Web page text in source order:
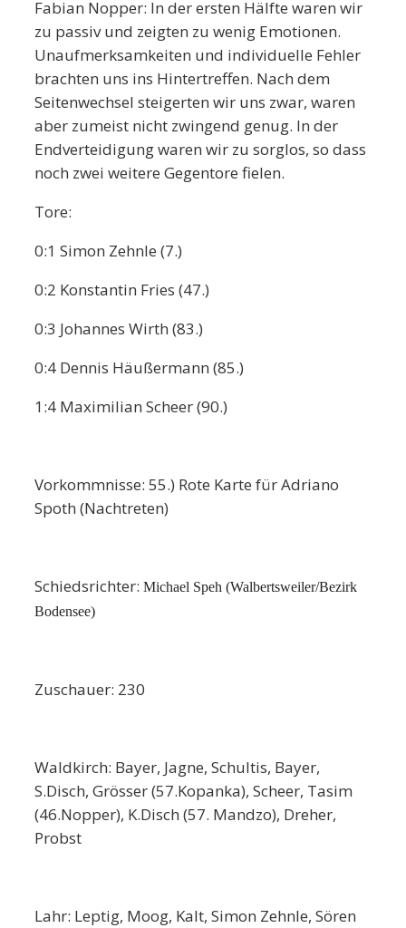
Fabian Nopper: In der ersten Hälfte waren wir
zu passiv und zeigten zu wenig Emotionen.
Unaufmerksamkeiten und individuelle Fehler
brachten uns ins Hintertreffen. Nach dem
Seitenwechsel steigerten wir uns zwar, waren
aber zumeist nicht zwingend genug. In der
Endverteidigung waren wir zu sorglos, so dass
noch zwei weitere Gegentore fielen.
Tore:
0:1 Simon Zehnle (7.)
0:2 Konstantin Fries (47.)
0:3 Johannes Wirth (83.)
0:4 Dennis Häußermann (85.)
1:4 Maximilian Scheer (90.)
Vorkommnisse: 55.) Rote Karte für Adriano
Spoth (Nachtreten)
Schiedsrichter: Michael Speh (Walbertsweiler/Bezirk
Bodensee)
Zuschauer: 230
Waldkirch: Bayer, Jagne, Schultis, Bayer,
S.Disch, Grösser (57.Kopanka), Scheer, Tasim
(46.Nopper), K.Disch (57. Mandzo), Dreher,
Probst
Lahr: Leptig, Moog, Kalt, Simon Zehnle, Sören